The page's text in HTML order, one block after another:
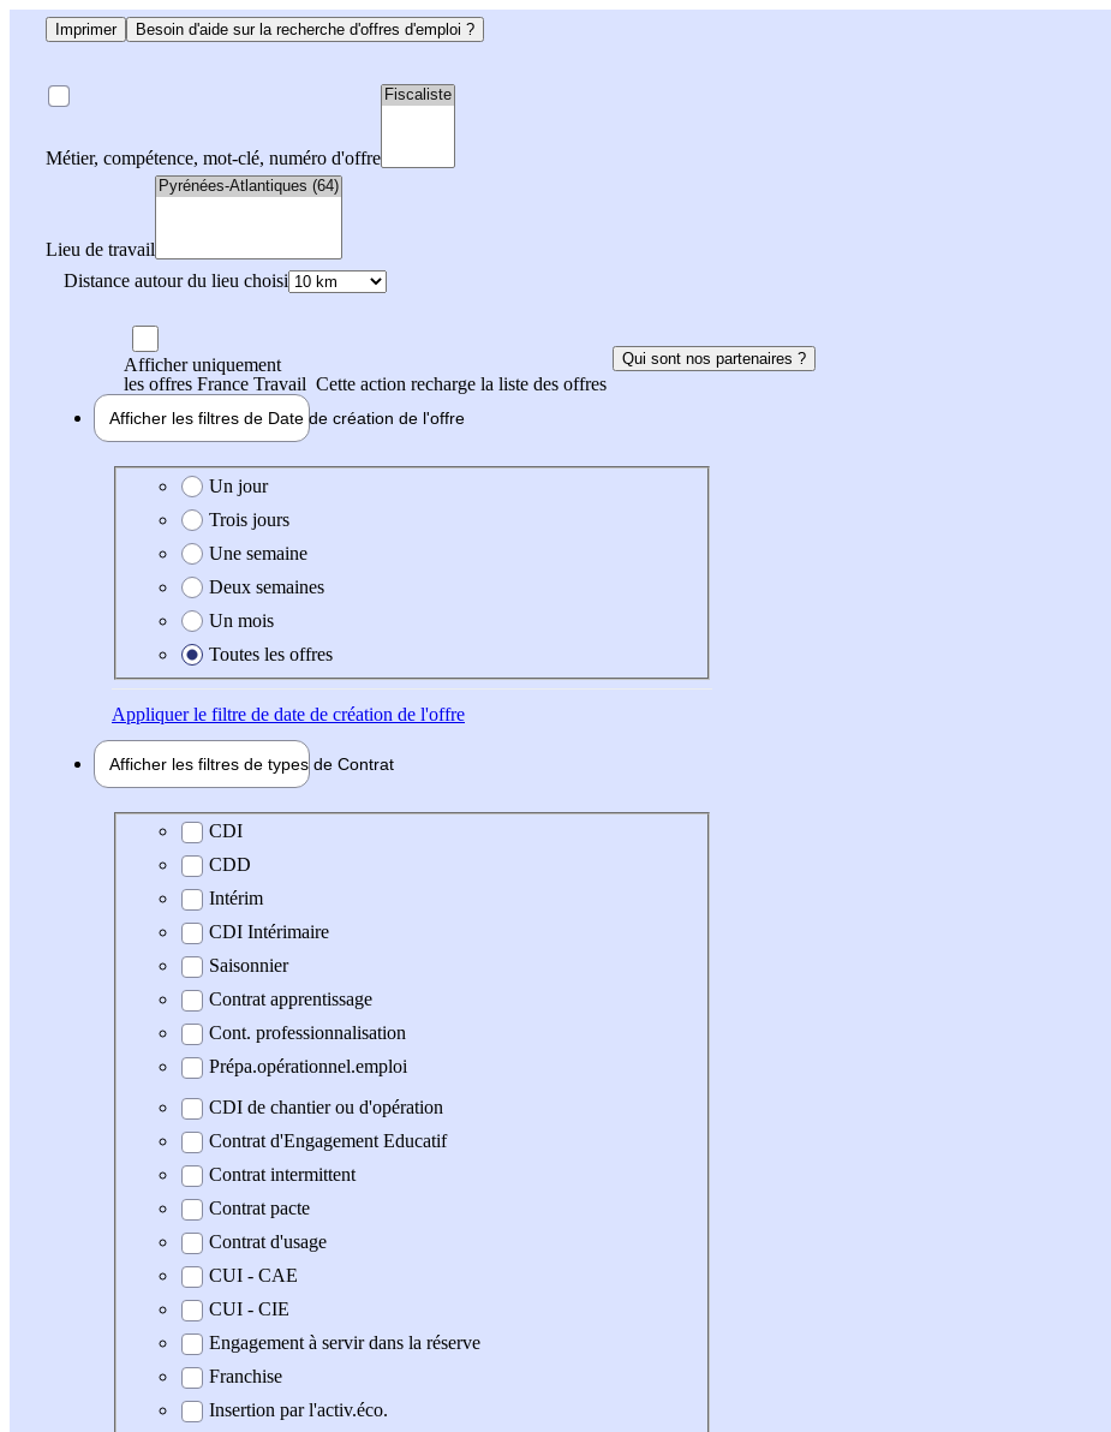
Imprimer Besoin d'aide sur la recherche d'offres d'emploi ?
Métier, compétence, mot-clé, numéro d'offre
Lieu de travail
Distance autour du lieu choisi
Afficher uniquement
les offres France Travail Cette action recharge la liste des offres
Qui sont nos partenaires ?
Afficher les filtres de Date de création de l'offre
Date de création de l'offre
Un jour
Trois jours
Une semaine
Deux semaines
Un mois
Toutes les offres
Appliquerle filtre de date de création de l'offre
Afficher les filtres de types de Contrat
Type de contrat
CDI
CDD
Intérim
CDI Intérimaire
Saisonnier
Contrat apprentissage
Cont. professionnalisation
Prépa.opérationnel.emploi
CDI de chantier ou d'opération
Contrat d'Engagement Educatif
Contrat intermittent
Contrat pacte
Contrat d'usage
CUI - CAE
CUI - CIE
Engagement à servir dans la réserve
Franchise
Insertion par l'activ.éco.